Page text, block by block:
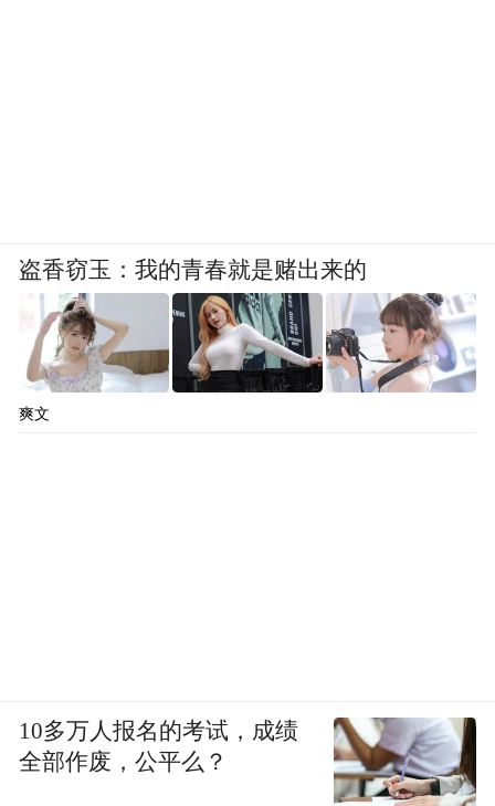
盗香窃玉：我的青春就是赌出来的
爽文
10多万人报名的考试，成绩
全部作废，公平么？